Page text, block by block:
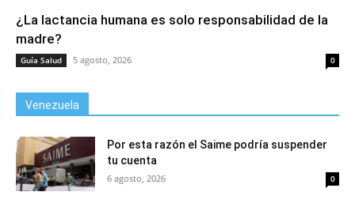
¿La lactancia humana es solo responsabilidad de la
madre?
Guía Salud 5 agosto, 2026 0
Venezuela
Por esta razón el Saime podría suspender
tu cuenta
6 agosto, 2026 0